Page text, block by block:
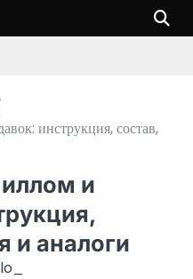
инструкция, состав,
и
и аналоги